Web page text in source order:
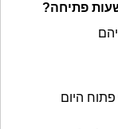
פתיחה?
היום